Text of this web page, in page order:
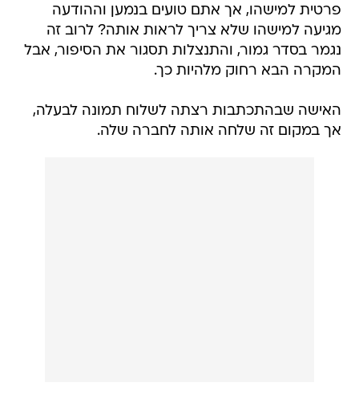
פרטית למישהו, אך אתם טועים בנמען וההודעה
מגיעה למישהו שלא צריך לראות אותה? לרוב זה
נגמר בסדר גמור, והתנצלות תסגור את הסיפור, אבל
המקרה הבא רחוק מלהיות כך.
האישה שבהתכתבות רצתה לשלוח תמונה לבעלה,
אך במקום זה שלחה אותה לחברה שלה.